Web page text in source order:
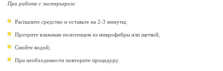
При работе с экстерьером:
Распылите средство и оставьте на 2-3 минуты;
Протрите влажным полотенцем из микрофибры или щеткой;
Смойте водой;
При необходимости повторите процедуру.